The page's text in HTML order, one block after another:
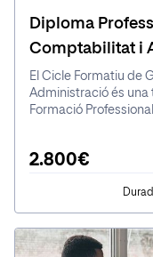
Diploma
Comptabilitat i
El Cicle Formatiu de
Administració és una
Formació Professional (FP) a
entrada al món
exàmens es
2.800€